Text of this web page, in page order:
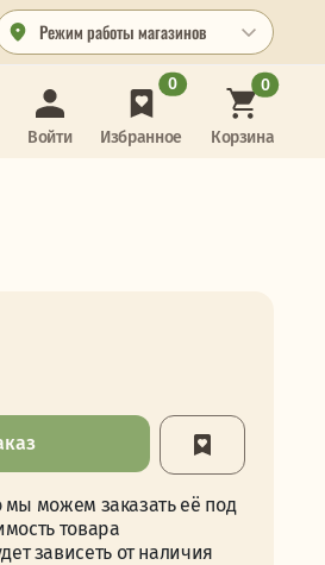
Режим работы магазинов
Войти Избранное
0
Корзина
0
мы можем заказать её под
товара
зависеть от наличия